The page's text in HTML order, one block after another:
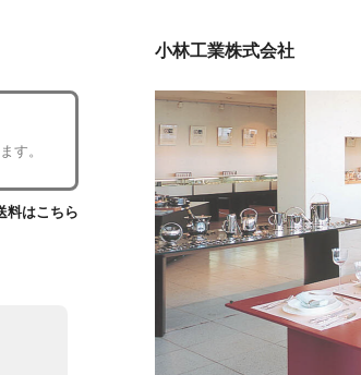
す。
料はこちら
小林工業株式会社